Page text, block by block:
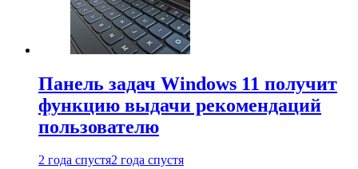
Панель задач Windows 11 получит
функцию выдачи рекомендаций
пользователю
2 года спустя2 года спустя